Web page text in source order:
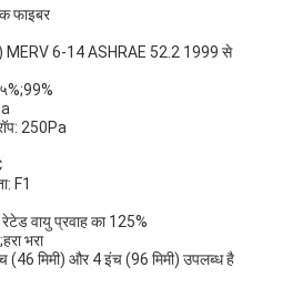
फाइबर
MERV 6-14 ASHRAE 52.2 1999 से
250Pa
F1
वायु प्रवाह का 125%
भरा
(46 मिमी) और 4 इंच (96 मिमी) उपलब्ध है